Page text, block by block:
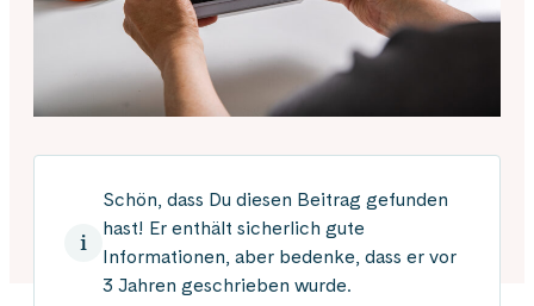
Schön, dass Du diesen Beitrag gefunden
hast! Er enthält sicherlich gute
Informationen, aber bedenke, dass er vor
3 Jahren geschrieben wurde.